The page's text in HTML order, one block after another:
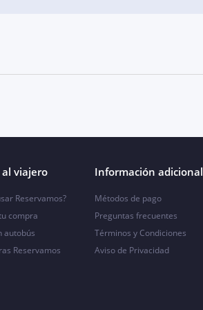
viajero
Reservamos?
compra
autobús
Reservamos
Información adicional
Métodos de pago
Preguntas frecuentes
Términos y Condiciones
Aviso de Privacidad